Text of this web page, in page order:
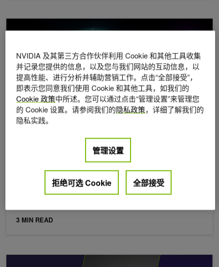
NVIDIA 全面转向开源 GPU 内核模块
借助 R515 驱动程序，NVIDIA 于 2022 年 5 月发布了
一套开源的 Linux GPU 内核 模块，该模块采用双许可
3 MIN READ
全新 NVIDIA NIM：可适用于 Mistral 和 Mixtral 模型并为您的 AI
NVIDIA 及其第三方合作伙伴利用 Cookie 和其他工具收集
并记录您提供的信息，以及您与我们网站的互动信息，以
提高性能、进行分析并辅助营销工作。点击“全部接受”，
即表示您同意我们使用 Cookie 和其他工具，如我们的
Cookie 政策中所述。您可以通过点击“管理设置”来管理您
的 Cookie 设置。请参阅我们的隐私政策，详细了解我们的
隐私实践。
管理设置
拒绝可选 Cookie 全部接受